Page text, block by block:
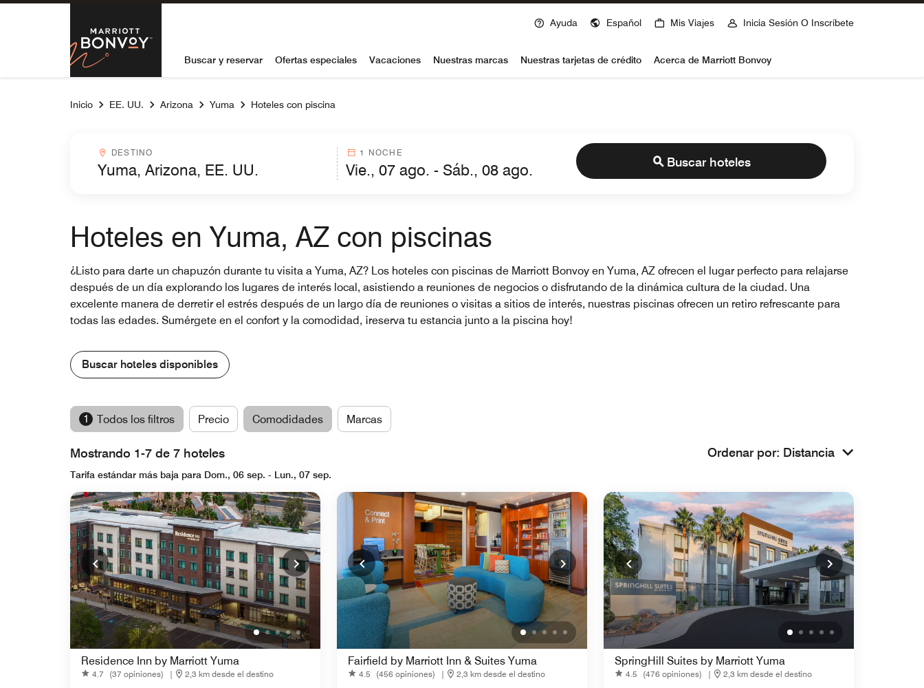
Skip to Content
Marriott Bonvoy
Ayuda Español Mis Viajes Inicia Sesión O Inscríbete
Buscar y reservar Ofertas especiales Vacaciones Nuestras marcas Nuestras tarjetas de crédito Acerca de Marriott Bonvoy
Inicio EE. UU. Arizona Yuma Hoteles con piscina
Destinocombobox
DESTINO 1 NOCHE
Buscar hoteles
Hoteles en Yuma, AZ con piscinas
¿Listo para darte un chapuzón durante tu visita a Yuma, AZ? Los hoteles con piscinas de Marriott Bonvoy en Yuma, AZ ofrecen el lugar perfecto para relajarse
después de un día explorando los lugares de interés local, asistiendo a reuniones de negocios o disfrutando de la dinámica cultura de la ciudad. Una
excelente manera de derretir el estrés después de un largo día de reuniones o visitas a sitios de interés, nuestras piscinas ofrecen un retiro refrescante para
todas las edades. Sumérgete en el confort y la comodidad, ¡reserva tu estancia junto a la piscina hoy!
Buscar hoteles disponibles
1 Todos los filtros Precio Comodidades Marcas
Mostrando 1-7 de 7 hoteles Ordenar por: Distancia
Tarifa estándar más baja para Dom., 06 sep. - Lun., 07 sep.
Residence Inn by Marriott Yuma
4.7 (37 opiniones) |
2,3 km desde el destino
Fairfield by Marriott Inn & Suites Yuma
4.5 (456 opiniones) |
2,3 km desde el destino
SpringHill Suites by Marriott Yuma
4.5 (476 opiniones) |
2,3 km desde el destino